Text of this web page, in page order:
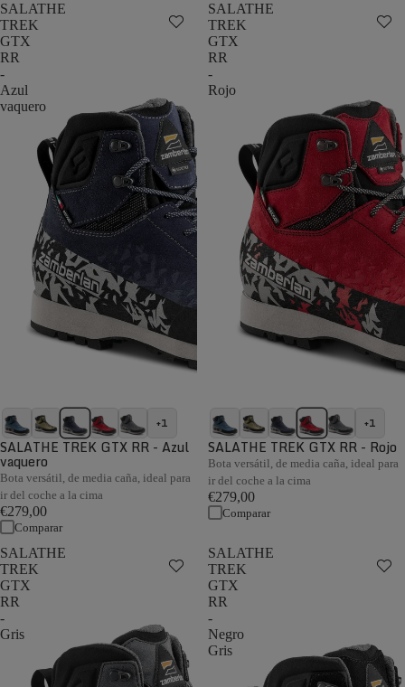
SALATHE
TREK
GTX
RR
-
Azul
vaquero
+1
SALATHE TREK GTX RR - Azul
vaquero
Bota versátil, de media caña, ideal para
ir del coche a la cima
€279,00
Comparar
SALATHE
TREK
GTX
RR
-
Rojo
+1
SALATHE TREK GTX RR - Rojo
Bota versátil, de media caña, ideal para
ir del coche a la cima
€279,00
Comparar
SALATHE
TREK
GTX
RR
-
Gris
SALATHE
TREK
GTX
RR
-
Negro
Gris